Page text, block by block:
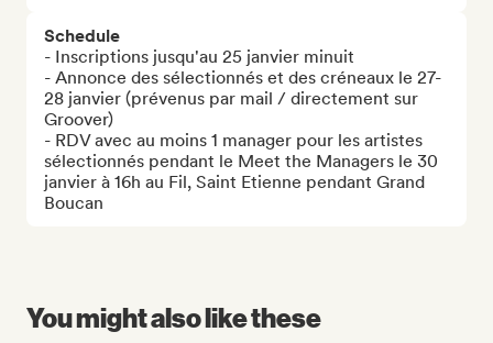
Schedule
- Inscriptions jusqu'au 25 janvier minuit
- Annonce des sélectionnés et des créneaux le 27-
28 janvier (prévenus par mail / directement sur
Groover)
- RDV avec au moins 1 manager pour les artistes
sélectionnés pendant le Meet the Managers le 30
janvier à 16h au Fil, Saint Etienne pendant Grand
Boucan
You might also like these